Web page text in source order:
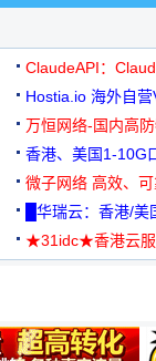
ClaudeAPI：
Hostia.io 海外自
万恒网络-国内高
99元/月起
香港、美国1-10G
微子网络 高效、
█华瑞云：香港/美
★31idc★香港云